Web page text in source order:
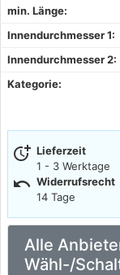
min. Länge:
Innendurchmesser 1:
Innendurchmesser 2:
Kategorie:
more_time Lieferzeit
1 - 3 Werktage
undo Widerrufsrecht
14 Tage
Alle
Wähl-/